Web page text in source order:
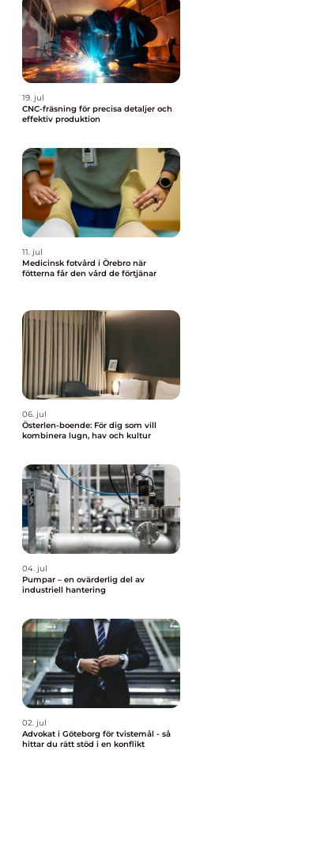
19. jul
CNC-fräsning för precisa detaljer och
effektiv produktion
11. jul
Medicinsk fotvård i Örebro när
fötterna får den vård de förtjänar
06. jul
Österlen-boende: För dig som vill
kombinera lugn, hav och kultur
04. jul
Pumpar – en ovärderlig del av
industriell hantering
02. jul
Advokat i Göteborg för tvistemål - så
hittar du rätt stöd i en konflikt